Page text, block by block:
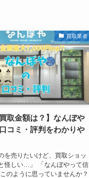
買取業者
取金額は？】なんぼや
コミ・評判をわかりや
を売りたいけど、買取ショッ
怪しい…」 「なんぼやって信
のように思っていませんか？